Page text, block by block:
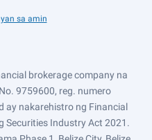
sa amin
brokerage company na
9759600, reg. numero
ay nakarehistro ng Financial
Securities Industry Act 2021.